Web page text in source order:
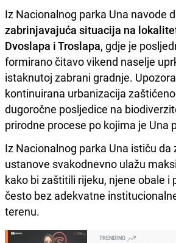
Iz Nacionalnog parka Una navode
zabrinjavajuća situacija na
Dvoslapa i Troslapa, gdje je
formirano čitavo vikend naselje
istaknutoj zabrani gradnje.
kontinuirana urbanizacija
dugoročne posljedice na
prirodne procese po kojima je Una
Iz Nacionalnog parka Una ističu da
ustanove svakodnevno ulažu
kako bi zaštitili rijeku, njene obale i
često bez adekvatne
terenu.
TRENDING